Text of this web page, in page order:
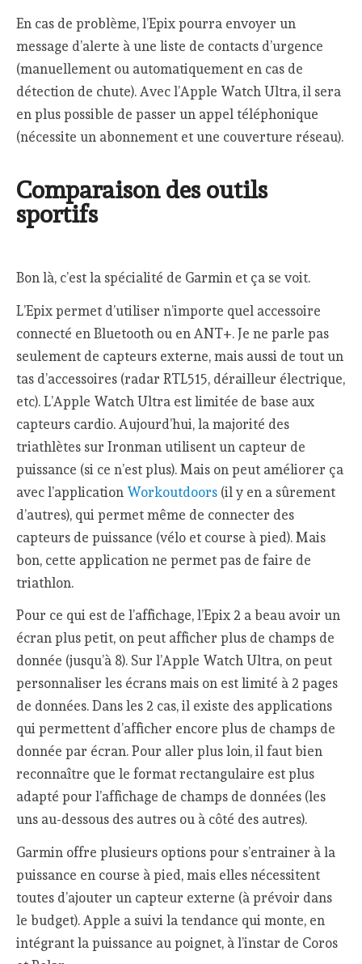
En cas de problème, l’Epix pourra envoyer un
message d’alerte à une liste de contacts d’urgence
(manuellement ou automatiquement en cas de
détection de chute). Avec l’Apple Watch Ultra, il sera
en plus possible de passer un appel téléphonique
(nécessite un abonnement et une couverture réseau).
Comparaison des outils
sportifs
Bon là, c’est la spécialité de Garmin et ça se voit.
L’Epix permet d’utiliser n’importe quel accessoire
connecté en Bluetooth ou en ANT+. Je ne parle pas
seulement de capteurs externe, mais aussi de tout un
tas d’accessoires (radar RTL515, dérailleur électrique,
etc). L’Apple Watch Ultra est limitée de base aux
capteurs cardio. Aujourd’hui, la majorité des
triathlètes sur Ironman utilisent un capteur de
puissance (si ce n’est plus). Mais on peut améliorer ça
avec l’application Workoutdoors (il y en a sûrement
d’autres), qui permet même de connecter des
capteurs de puissance (vélo et course à pied). Mais
bon, cette application ne permet pas de faire de
triathlon.
Pour ce qui est de l’affichage, l’Epix 2 a beau avoir un
écran plus petit, on peut afficher plus de champs de
donnée (jusqu’à 8). Sur l’Apple Watch Ultra, on peut
personnaliser les écrans mais on est limité à 2 pages
de données. Dans les 2 cas, il existe des applications
qui permettent d’afficher encore plus de champs de
donnée par écran. Pour aller plus loin, il faut bien
reconnaître que le format rectangulaire est plus
adapté pour l’affichage de champs de données (les
uns au-dessous des autres ou à côté des autres).
Garmin offre plusieurs options pour s’entrainer à la
puissance en course à pied, mais elles nécessitent
toutes d’ajouter un capteur externe (à prévoir dans
le budget). Apple a suivi la tendance qui monte, en
intégrant la puissance au poignet, à l’instar de Coros